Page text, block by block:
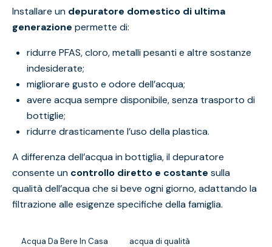
Installare un depuratore domestico di ultima
generazione permette di:
ridurre PFAS, cloro, metalli pesanti e altre sostanze
indesiderate;
migliorare gusto e odore dell’acqua;
avere acqua sempre disponibile, senza trasporto di
bottiglie;
ridurre drasticamente l’uso della plastica.
A differenza dell’acqua in bottiglia, il depuratore
consente un controllo diretto e costante sulla
qualità dell’acqua che si beve ogni giorno, adattando la
filtrazione alle esigenze specifiche della famiglia.
Acqua Da Bere In Casa acqua di qualità